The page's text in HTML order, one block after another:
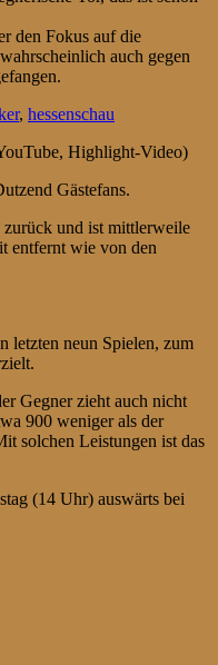
den Fokus auf die
auch gegen
, hessenschau
Highlight-Video)
Gästefans.
und ist mittlerweile
entfernt wie von den
letzten neun Spielen, zum
Gegner zieht auch nicht
900 weniger als der
solchen Leistungen ist das
(14 Uhr) auswärts bei